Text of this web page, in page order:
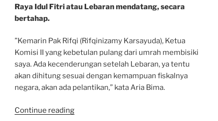
Raya Idul Fitri atau Lebaran mendatang, secara
bertahap.
”Kemarin Pak Rifqi (Rifqinizamy Karsayuda), Ketua
Komisi II yang kebetulan pulang dari umrah membisiki
saya. Ada kecenderungan setelah Lebaran, ya tentu
akan dihitung sesuai dengan kemampuan fiskalnya
negara, akan ada pelantikan,” kata Aria Bima.
Continue reading“Kabar